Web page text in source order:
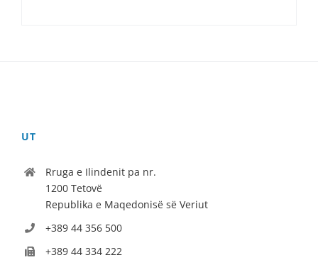
UT
Rruga e Ilindenit pa nr.
1200 Tetovë
Republika e Maqedonisë së Veriut
+389 44 356 500
+389 44 334 222